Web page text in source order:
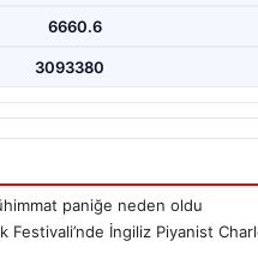
6660.6
3093380
paniğe neden oldu
Festivali’nde İngiliz Piyanist